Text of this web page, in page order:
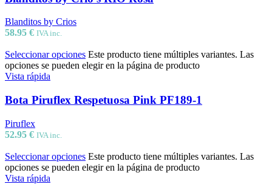
Blanditos by Crios
58.95 € IVA inc.
Seleccionar opciones Este producto tiene múltiples variantes. Las
opciones se pueden elegir en la página de producto
Vista rápida
Bota Piruflex Respetuosa Pink PF189-1
Piruflex
52.95 € IVA inc.
Seleccionar opciones Este producto tiene múltiples variantes. Las
opciones se pueden elegir en la página de producto
Vista rápida